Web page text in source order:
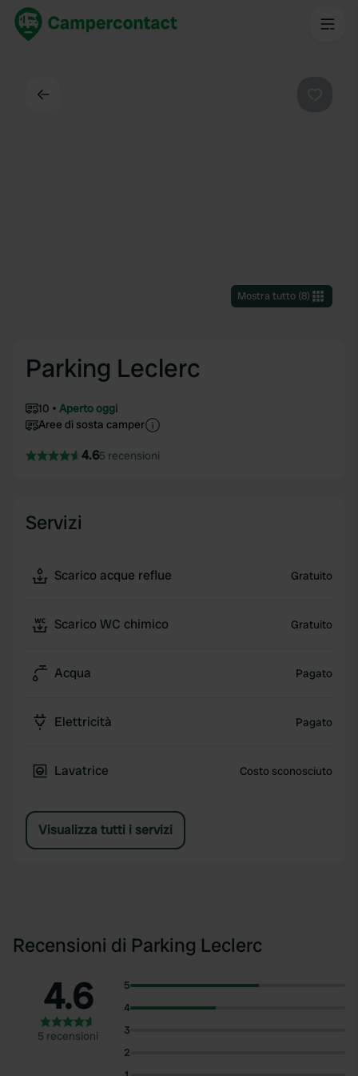
Mostra tutto(8)
Parking Leclerc
10
Aperto oggi
Aree di sosta camper
4.65 recensioni
Servizi
Scarico acque reflue Gratuito
Scarico WC chimico Gratuito
Acqua Pagato
Elettricità Pagato
Lavatrice Costo sconosciuto
Visualizza tutti i servizi
Recensioni di Parking Leclerc
4.6
5 recensioni
5
4
3
2